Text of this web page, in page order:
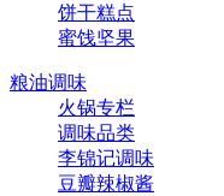
饼干糕点
蜜饯坚果
粮油调味
火锅专栏
调味品类
李锦记调味
豆瓣辣椒酱